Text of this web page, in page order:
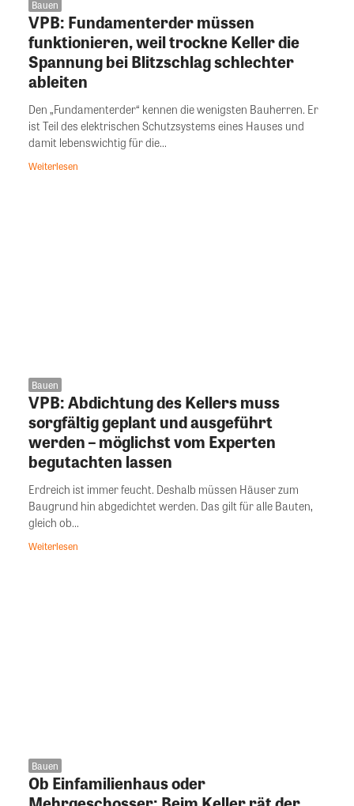
Bauen
VPB: Fundamenterder müssen
funktionieren, weil trockne Keller die
Spannung bei Blitzschlag schlechter
ableiten
Den „Fundamenterder“ kennen die wenigsten Bauherren. Er
ist Teil des elektrischen Schutzsystems eines Hauses und
damit lebenswichtig für die...
Weiterlesen
Bauen
VPB: Abdichtung des Kellers muss
sorgfältig geplant und ausgeführt
werden – möglichst vom Experten
begutachten lassen
Erdreich ist immer feucht. Deshalb müssen Häuser zum
Baugrund hin abgedichtet werden. Das gilt für alle Bauten,
gleich ob...
Weiterlesen
Bauen
Ob Einfamilienhaus oder